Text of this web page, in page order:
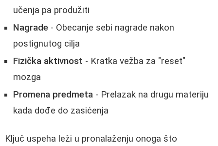
učenja pa produžiti
Nagrade - Obecanje sebi nagrade nakon
postignutog cilja
Fizička aktivnost - Kratka vežba za "reset"
mozga
Promena predmeta - Prelazak na drugu materiju
kada dođe do zasićenja
Ključ uspeha leži u pronalaženju onoga što